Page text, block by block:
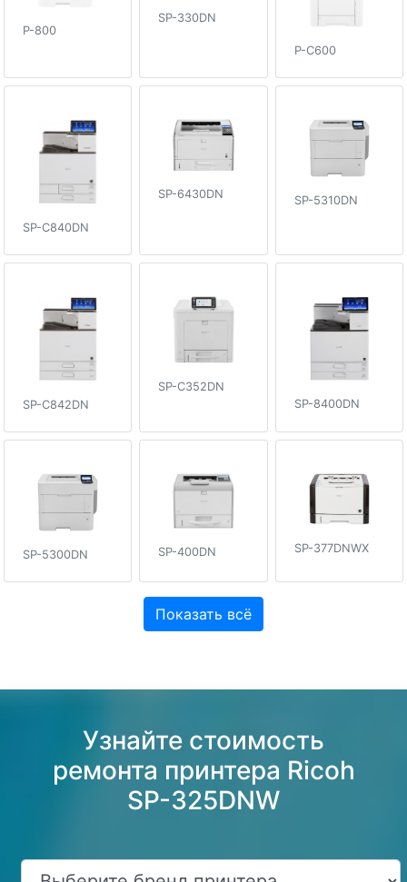
P-800
SP-330DN
P-C600
SP-C840DN
SP-6430DN SP-5310DN
SP-C842DN
SP-C352DN
SP-8400DN
SP-5300DN SP-400DN SP-377DNWX
Показать всё
Узнайте стоимость
ремонта принтера Ricoh
SP-325DNW